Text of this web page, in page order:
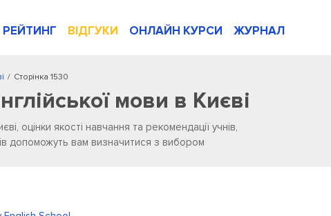
РЕЙТИНГ ВІДГУКИ ОНЛАЙН КУРСИ ЖУРНАЛ
/ Сторінка 1530
мови в Києві
оцінки якості навчання та рекомендації учнів,
допоможуть вам визначитися з вибором